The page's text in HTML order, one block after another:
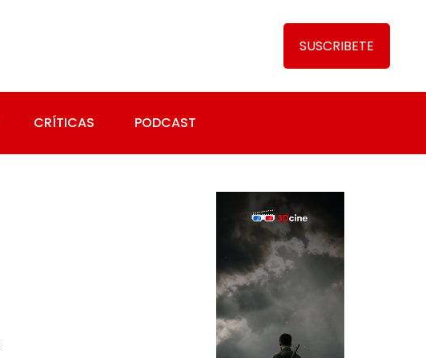
SUSCRIBETE
CRÍTICAS PODCAST